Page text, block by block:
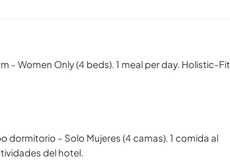
- Women Only (4 beds). 1 meal per day. Holistic-Fit
dormitorio - Solo Mujeres (4 camas). 1 comida al
del hotel.